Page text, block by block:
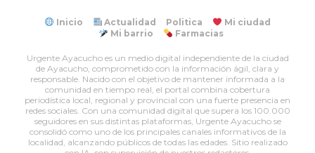
Inicio Actualidad Politica
Mi ciudad
Mi barrio
Farmacias
Urgente Ayacucho es un medio digital independiente de la ciudad
de Ayacucho, comprometido con la información ágil, clara y
responsable. Nacido con el objetivo de mantener informada a la
comunidad en tiempo real, el portal combina cobertura
periodística local, regional y provincial con una fuerte presencia en
redes sociales. Con una comunidad digital que supera los 100.000
seguidores en sus distintas plataformas, Urgente Ayacucho se
consolidó como uno de los principales canales informativos de la
localidad, alcanzando públicos de todas las edades. Sitio realizado